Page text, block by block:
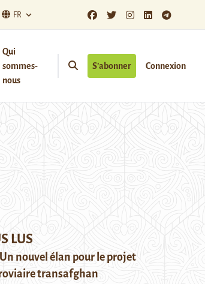
FR
Qui
sommes-
nous
S’abonner Connexion
LUS
Un nouvel élan pour le projet
transafghan